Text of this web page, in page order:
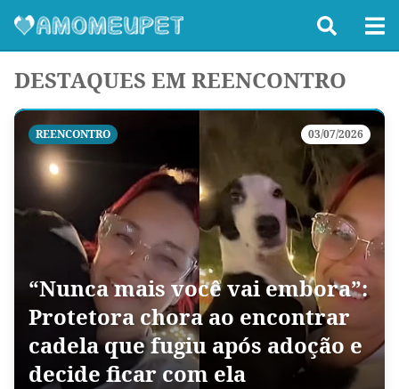
DESTAQUES EM REENCONTRO
REENCONTRO 03/07/2026
“Nunca mais você vai embora”:
Protetora chora ao encontrar
cadela que fugiu após adoção e
decide ficar com ela